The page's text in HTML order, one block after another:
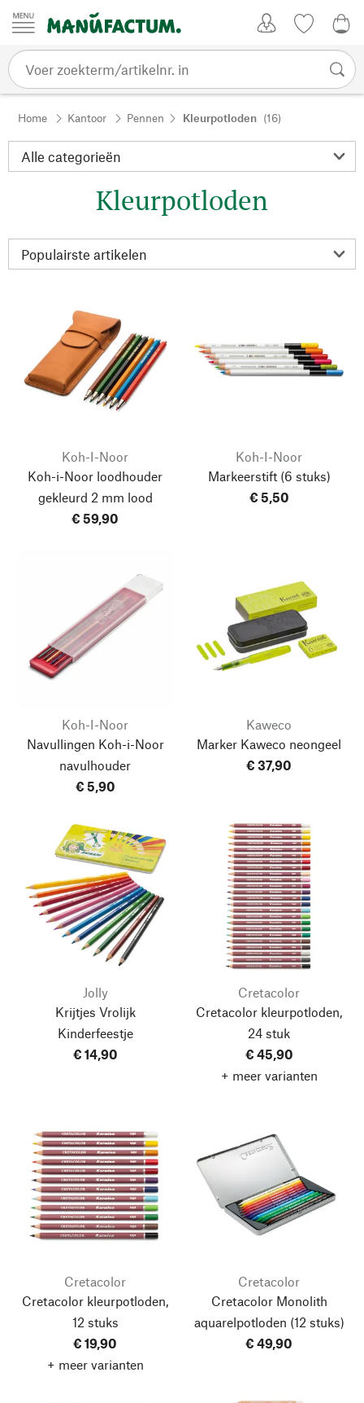
Passer au contenu
Home Kantoor Pennen Kleurpotloden (16)
Kleurpotloden
Koh-I-Noor
Koh-i-Noor loodhouder
gekleurd 2 mm lood
€ 59,90
Koh-I-Noor
Markeerstift(6 stuks)
€ 5,50
Koh-I-Noor
Navullingen Koh-i-Noor
navulhouder
€ 5,90
Kaweco
Marker Kaweco neongeel
€ 37,90
Jolly
Krijtjes Vrolijk
Kinderfeestje
€ 14,90
Cretacolor
Cretacolor kleurpotloden,
24 stuk
€ 45,90
+ meer varianten
Cretacolor
Cretacolor kleurpotloden,
12 stuks
€ 19,90
+ meer varianten
Cretacolor
Cretacolor Monolith
aquarelpotloden (12 stuks)
€ 49,90